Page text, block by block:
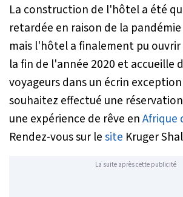
La construction de l'hôtel a été
retardée en raison de la
mais l'hôtel a finalement pu ouvrir
la fin de l'année 2020 et accueille
voyageurs dans un écrin
souhaitez effectué une
une expérience de rêve enAfrique
Rendez-vous sur lesite Kruger
La suite après cette publicité